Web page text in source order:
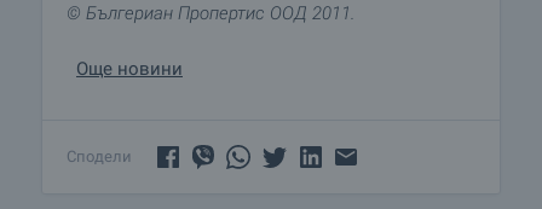
© Бългериан Пропертис ООД 2011.
Още новини
Сподели